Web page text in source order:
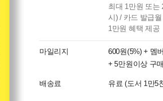
최대 1만원 또는
시) / 카드 발급
1만원 혜택 제공
마일리지 600원(5%) + 멤
+ 5만원이상 구
배송료 유료 (도서 1만5